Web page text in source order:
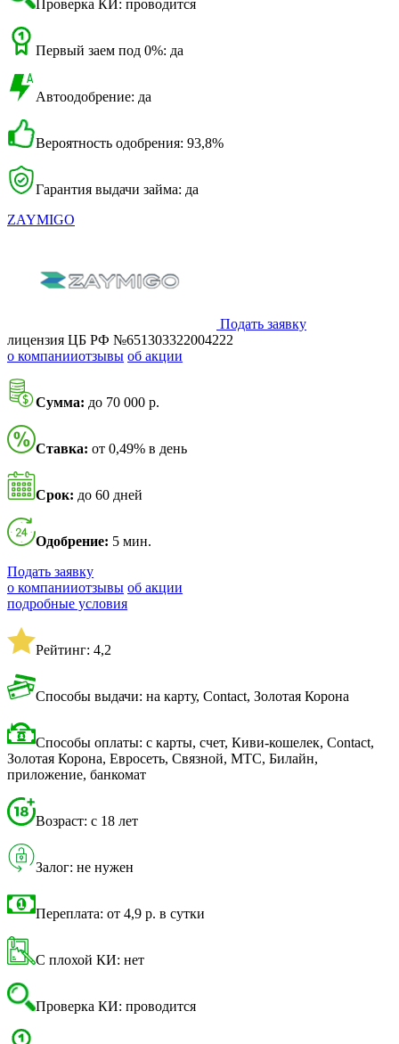
Проверка КИ: проводится
Первый заем под 0%: да
Автоодобрение: да
Вероятность одобрения: 93,8%
Гарантия выдачи займа: да
ZAYMIGO
Подать заявку
лицензия ЦБ РФ №651303322004222
о компанииотзывы об акции
Сумма: до 70 000 р.
Ставка: от 0,49% в день
Срок: до 60 дней
Одобрение: 5 мин.
Подать заявку
о компанииотзывы об акции
подробные условия
Рейтинг: 4,2
Способы выдачи: на карту, Contact, Золотая Корона
Способы оплаты: с карты, счет, Киви-кошелек, Contact,
Золотая Корона, Евросеть, Связной, МТС, Билайн,
приложение, банкомат
Возраст: с 18 лет
Залог: не нужен
Переплата: от 4,9 р. в сутки
С плохой КИ: нет
Проверка КИ: проводится